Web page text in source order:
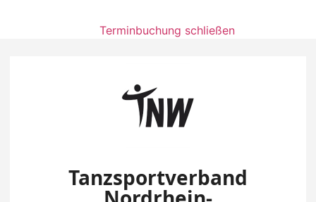
Terminbuchung schließen